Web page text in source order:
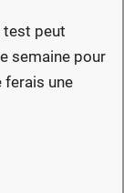
test peut
semaine pour
ferais une